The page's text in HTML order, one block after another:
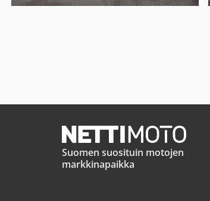
Suomen suosituin motojen
markkinapaikka